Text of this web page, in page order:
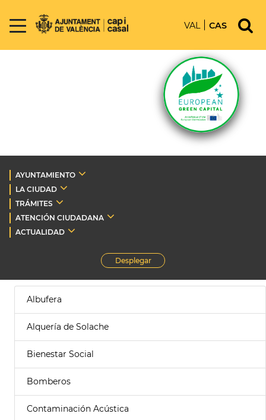
VAL CAS
AYUNTAMIENTO
LA CIUDAD
TRÁMITES
ATENCIÓN CIUDADANA
ACTUALIDAD
Desplegar
Albufera
Alquería de Solache
Bienestar Social
Bomberos
Contaminación Acústica